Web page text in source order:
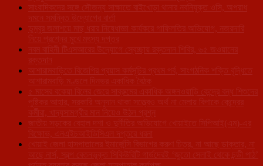
সাংবাদিকদের সঙ্গে সৌজন্য সাক্ষাতে বাইখোড়া থানার নবনিযুক্ত ওসি, অপরাধ
দমনে সমন্বিত উদ্যোগের বার্তা
ডুম্বুর জলাশয়ে মাছ ধরার নিষেধাজ্ঞা কার্যকরে গাফিলতির অভিযোগ, নজরদারি
নিয়ে প্রশ্নের মুখে মৎস্য দপ্তর
নবম বাহিনী টিএসআরের উদ্যোগে স্বেচ্ছায় রক্তদান শিবির, ৬৫ জওয়ানের
রক্তদান
আশারামবাড়িতে বিজেপির প্রয়াস কর্মসূচির প্রথম পর্ব, সাংগঠনিক শক্তি বৃদ্ধিতে
আশারামবাড়ি মণ্ডলে দিনভর একাধিক বৈঠক
৫ মাসের বকেয়া বিলের জেরে সাব্রুমের একাধিক অঙ্গনওয়াড়ি কেন্দ্রে বন্ধ শিশুদের
পুষ্টিকর আহার, সরকারি অনুদান থাকা সত্ত্বেও অর্থ না মেলায় বিপাকে কেন্দ্রের
কর্মীরা, খাদ্যসামগ্রীর মান নিয়েও উঠল প্রশ্ন
জাতীয় সড়কের বেহাল দশা ও দুর্নীতির অভিযোগে খোয়াইতে সিপিআই(এম)-এর
বিক্ষোভ, এনএইচআইডিসিএল দপ্তরে ধরনা
খোয়াই জেলা হাসপাতালের ইমার্জেন্সি বিভাগের করুণ চিত্র, না আছে ডাক্তার, না
আছে নার্স, স্বল্প বেতনভূক্ত সিকিউরিটি গার্ডদেরই ‘জুতো সেলাই থেকে চন্ডী পাঠ’